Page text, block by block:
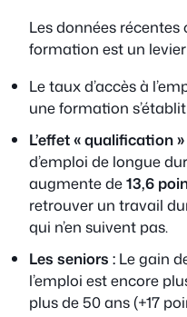
Les données
formation est un
Le taux d’accès à
une formation
L’effet « qualification »
d’emploi de longue
augmente de13,6
retrouver un travail
qui n’en suivent pas.
Les seniors : Le gain
l’emploi est encore
plus de 50 ans (+17